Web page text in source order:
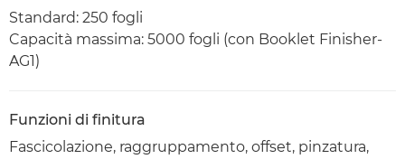
Standard: 250 fogli
Capacità massima: 5000 fogli (con Booklet Finisher-
AG1)
Funzioni di finitura
Fascicolazione, raggruppamento, offset, pinzatura,